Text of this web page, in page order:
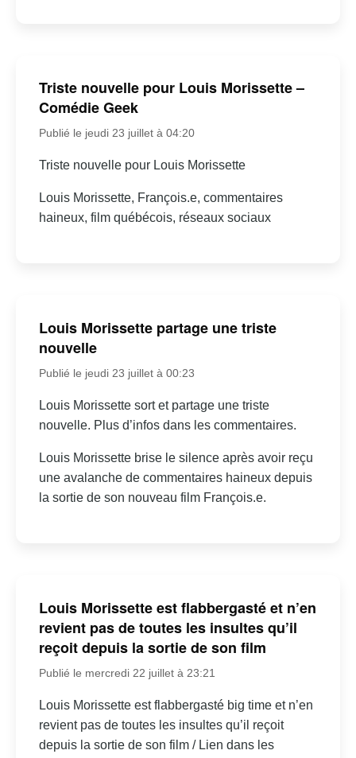
Triste nouvelle pour Louis Morissette –
Comédie Geek
Publié le jeudi 23 juillet à 04:20
Triste nouvelle pour Louis Morissette
Louis Morissette, François.e, commentaires
haineux, film québécois, réseaux sociaux
Louis Morissette partage une triste
nouvelle
Publié le jeudi 23 juillet à 00:23
Louis Morissette sort et partage une triste
nouvelle. Plus d’infos dans les commentaires.
Louis Morissette brise le silence après avoir reçu
une avalanche de commentaires haineux depuis
la sortie de son nouveau film François.e.
Louis Morissette est flabbergasté et n’en
revient pas de toutes les insultes qu’il
reçoit depuis la sortie de son film
Publié le mercredi 22 juillet à 23:21
Louis Morissette est flabbergasté big time et n’en
revient pas de toutes les insultes qu’il reçoit
depuis la sortie de son film / Lien dans les